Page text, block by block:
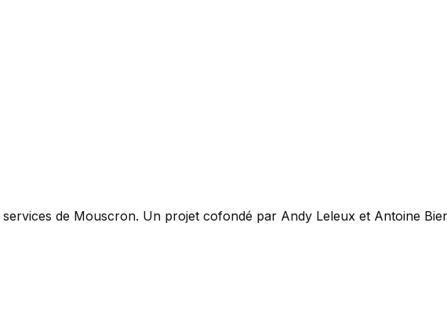
de Mouscron. Un projet cofondé par Andy Leleux et Antoine